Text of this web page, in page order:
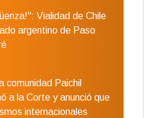
Vialidad de Chile
argentino de Paso
comunidad Paichil
a la Corte y anunció que
internacionales